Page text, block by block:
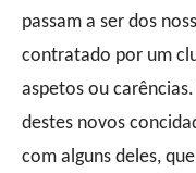
passam a ser dos
contratado por um
aspetos ou
destes novos
com alguns deles,